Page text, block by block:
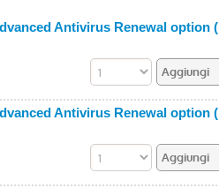
Antivirus Renewal option
Antivirus Renewal option